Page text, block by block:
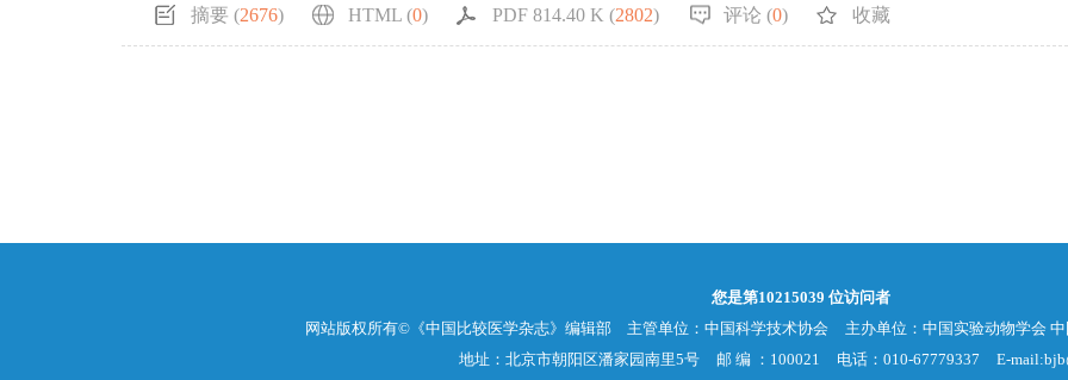
摘要 (2676) HTML (0) PDF 814.40 K (2802) 评论 (0) 收藏
您是第10215039 位访问者
网站版权所有©《中国比较医学杂志》编辑部
主管单位：中国科学技术协会
主办单位：中国实验动物学会
地址：北京市朝阳区潘家园南里5号
邮 编 ：100021 电话：010-67779337 E-